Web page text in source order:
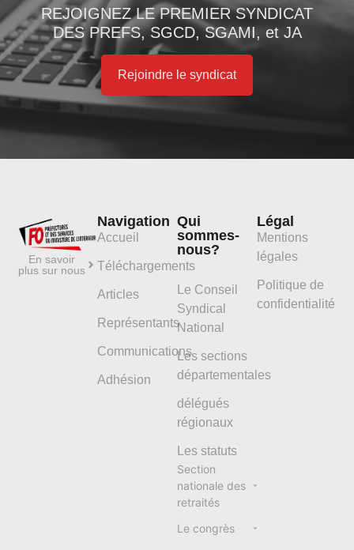
REJOIGNEZ LE PREMIER SYNDICAT
DES PREFS, SGCD, SGAMI, et JA
Rejoindre le syndicat
En savoir
plus sur nous
Navigation
Accueil
Téléchargements
Articles
Représentants
Communications
Adhésion
Qui
sommes-
nous?
Le Conseil
Syndical
National
Les sections
départementales
délégués
régionaux
Les statuts
Section
nationale des
retraités
Le congrès
Légal
Mentions
légales
Politique de
confidentialité